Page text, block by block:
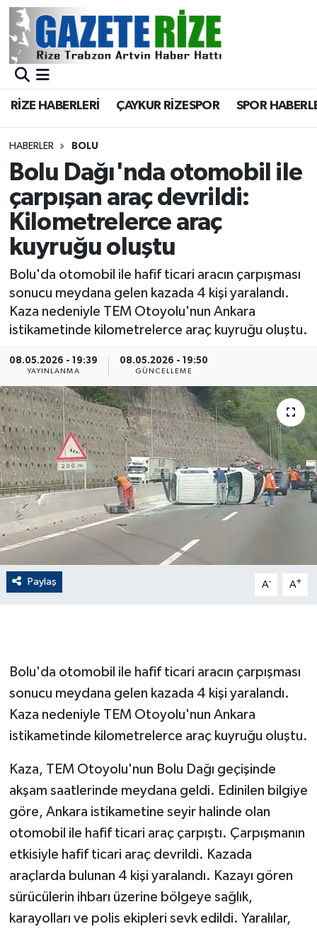
RİZE HABERLERİ ÇAYKUR RİZESPOR SPOR
HABERLER BOLU
Bolu Dağı'nda otomobil ile
çarpışan araç devrildi:
Kilometrelerce araç
kuyruğu oluştu
Bolu'da otomobil ile hafif ticari aracın çarpışması
sonucu meydana gelen kazada 4 kişi yaralandı.
Kaza nedeniyle TEM Otoyolu'nun Ankara
istikametinde kilometrelerce araç kuyruğu oluştu.
08.05.2026 - 19:39
YAYINLANMA
08.05.2026 - 19:50
GÜNCELLEME
Paylaş A- A+
Bolu'da otomobil ile hafif ticari aracın çarpışması
sonucu meydana gelen kazada 4 kişi yaralandı.
Kaza nedeniyle TEM Otoyolu'nun Ankara
istikametinde kilometrelerce araç kuyruğu oluştu.
Kaza, TEM Otoyolu'nun Bolu Dağı geçişinde
akşam saatlerinde meydana geldi. Edinilen bilgiye
göre, Ankara istikametine seyir halinde olan
otomobil ile hafif ticari araç çarpıştı. Çarpışmanın
etkisiyle hafif ticari araç devrildi. Kazada
araçlarda bulunan 4 kişi yaralandı. Kazayı gören
sürücülerin ihbarı üzerine bölgeye sağlık,
karayolları ve polis ekipleri sevk edildi. Yaralılar,
BÖLGEMİZ
Asayiş
Rize Jandarma Komutanlığı
Bilim Teknoloji
Advertising news
Canlı Maç
Dış Haberler
Dünya
EĞİTİM
EKONOMİ
English News
Flaş Haber
GENEL
Güvenlik
HABERDE İNSAN
İNSAN
İş Dünyası
Kadın
Merkez Nöbetçi Eczaneler
Merkez Trafik Yoğunluk Haritası
Süper Lig Puan Durumu ve Fikstür
Tüm Manşetler
Son Dakika Haberleri
Haber Arşivi